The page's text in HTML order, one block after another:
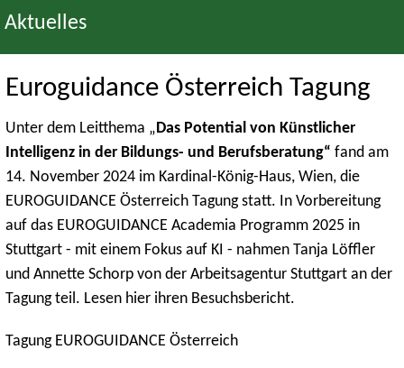
Aktuelles
Euroguidance Österreich Tagung
Unter dem Leitthema „Das Potential von Künstlicher
Intelligenz in der Bildungs- und Berufsberatung“ fand am
14. November 2024 im Kardinal-König-Haus, Wien, die
EUROGUIDANCE Österreich Tagung statt. In Vorbereitung
auf das EUROGUIDANCE Academia Programm 2025 in
Stuttgart - mit einem Fokus auf KI - nahmen Tanja Löffler
und Annette Schorp von der Arbeitsagentur Stuttgart an der
Tagung teil. Lesen hier ihren Besuchsbericht.
Tagung EUROGUIDANCE Österreich